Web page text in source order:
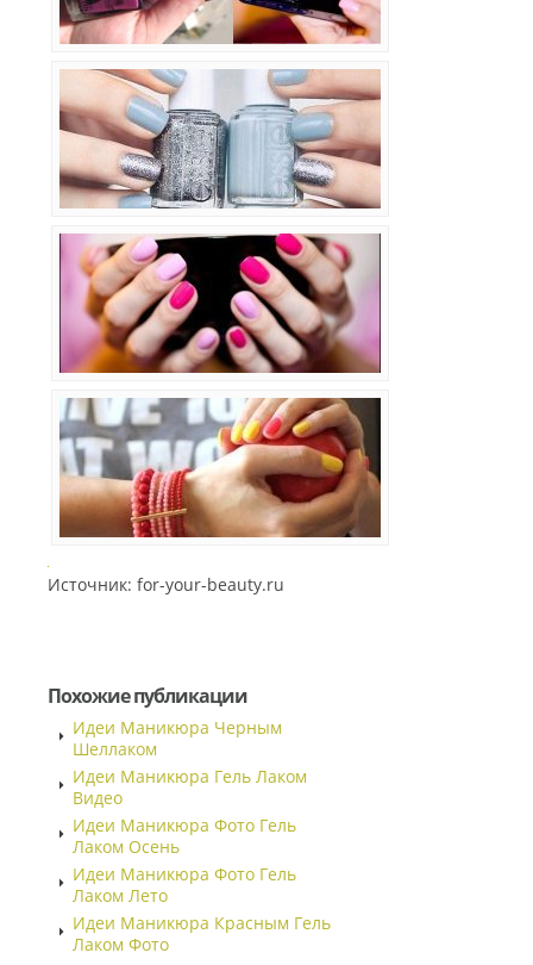
Источник: for-your-beauty.ru
Похожие публикации
Идеи Маникюра Черным
Шеллаком
Идеи Маникюра Гель Лаком
Видео
Идеи Маникюра Фото Гель
Лаком Осень
Идеи Маникюра Фото Гель
Лаком Лето
Идеи Маникюра Красным Гель
Лаком Фото